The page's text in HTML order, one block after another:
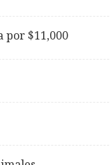
$11,000